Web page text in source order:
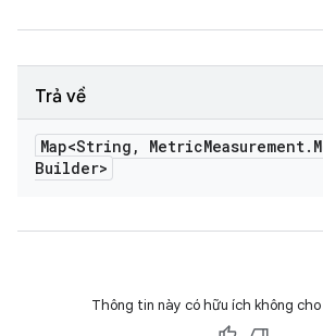
Trả về
Map<String , MetricMeasurement.
Builder>
Thông tin này có hữu ích không cho